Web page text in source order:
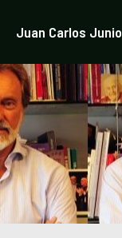
Juan Carlos Junio
de